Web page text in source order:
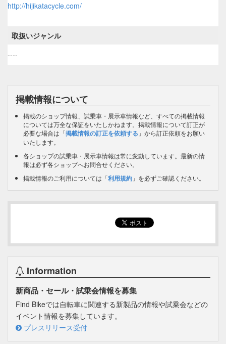
http://hijikatacycle.com/
取扱いジャンル
----
掲載情報について
掲載のショップ情報、試乗車・展示車情報など、すべての掲載情報
については万全な保証をいたしかねます。掲載情報について訂正が
必要な場合は「掲載情報の訂正を依頼する 」から訂正依頼をお願い
いたします。
各ショップの試乗車・展示車情報は常に変動しています。最新の情
報は必ず各ショップへお問合せください。
掲載情報のご利用については「利用規約 」を必ずご確認ください。
Information
新商品・セール・試乗会情報を募集
Find Bikeでは自転車に関連する新製品の情報や試乗会などの
イベント情報を募集しています。
プレスリリース受付